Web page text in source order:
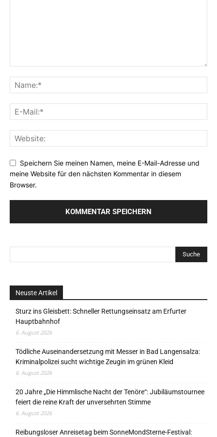
Speichern Sie meinen Namen, meine E-Mail-Adresse und
meine Website für den nächsten Kommentar in diesem
Browser.
Neuste Artikel
Sturz ins Gleisbett: Schneller Rettungseinsatz am Erfurter
Hauptbahnhof
6. August 2026
Tödliche Auseinandersetzung mit Messer in Bad Langensalza:
Kriminalpolizei sucht wichtige Zeugin im grünen Kleid
6. August 2026
20 Jahre „Die Himmlische Nacht der Tenöre“: Jubiläumstournee
feiert die reine Kraft der unversehrten Stimme
6. August 2026
Reibungsloser Anreisetag beim SonneMondSterne-Festival: